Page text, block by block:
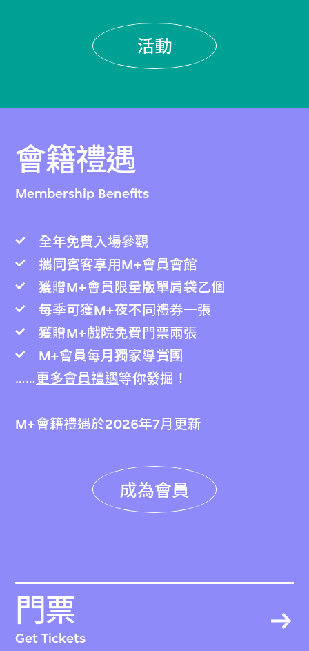
活動
會籍禮遇
Membership Benefits
全年免費入場參觀
攜同賓客享用M+會員會館
獲贈M+會員限量版單肩袋乙個
每季可獲M+夜不同禮券一張
獲贈M+戲院免費門票兩張
M+會員每月獨家導賞團
……更多會員禮遇等你發掘！
M+會籍禮遇於2026年7月更新
成為會員
門票
Get Tickets